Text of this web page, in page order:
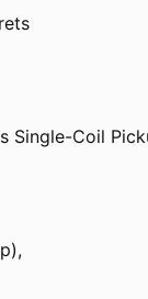
Single-Coil